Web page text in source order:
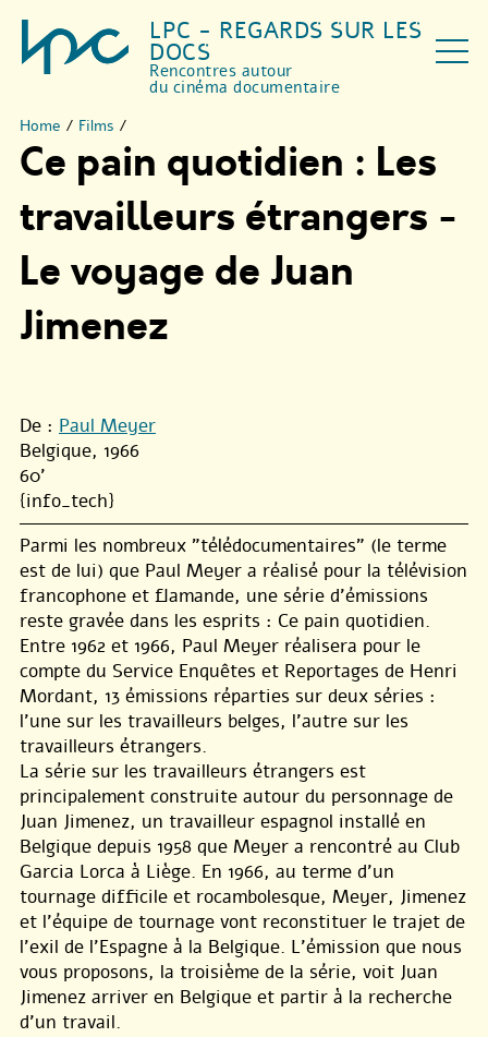
LPC - REGARDS SUR LES
DOCS
Rencontres autour
du cinéma documentaire
Home / Films /
Ce pain quotidien : Les
travailleurs étrangers -
Le voyage de Juan
Jimenez
De : Paul Meyer
Belgique, 1966
60'
{info_tech}
Parmi les nombreux "télédocumentaires" (le terme
est de lui) que Paul Meyer a réalisé pour la télévision
francophone et flamande, une série d’émissions
reste gravée dans les esprits : Ce pain quotidien.
Entre 1962 et 1966, Paul Meyer réalisera pour le
compte du Service Enquêtes et Reportages de Henri
Mordant, 13 émissions réparties sur deux séries :
l’une sur les travailleurs belges, l’autre sur les
travailleurs étrangers.
La série sur les travailleurs étrangers est
principalement construite autour du personnage de
Juan Jimenez, un travailleur espagnol installé en
Belgique depuis 1958 que Meyer a rencontré au Club
Garcia Lorca à Liège. En 1966, au terme d’un
tournage difficile et rocambolesque, Meyer, Jimenez
et l’équipe de tournage vont reconstituer le trajet de
l’exil de l’Espagne à la Belgique. L’émission que nous
vous proposons, la troisième de la série, voit Juan
Jimenez arriver en Belgique et partir à la recherche
d’un travail.